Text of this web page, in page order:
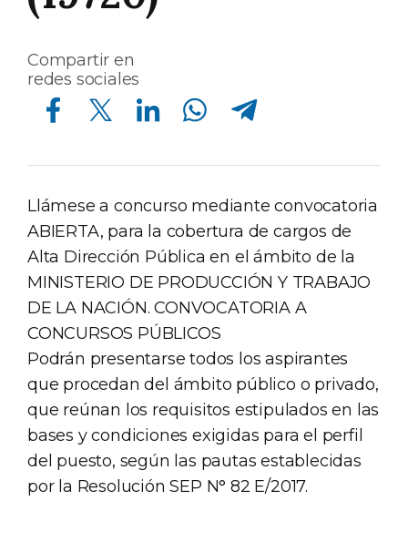
Compartir en
redes sociales
Compartir en Facebook Compartir en Twitter Compartir en Linkedin Compartir en Whatsapp Compartir en Telegram
Llámese a concurso mediante convocatoria
ABIERTA, para la cobertura de cargos de
Alta Dirección Pública en el ámbito de la
MINISTERIO DE PRODUCCIÓN Y TRABAJO
DE LA NACIÓN. CONVOCATORIA A
CONCURSOS PÚBLICOS
Podrán presentarse todos los aspirantes
que procedan del ámbito público o privado,
que reúnan los requisitos estipulados en las
bases y condiciones exigidas para el perfil
del puesto, según las pautas establecidas
por la Resolución SEP N° 82 E/2017.